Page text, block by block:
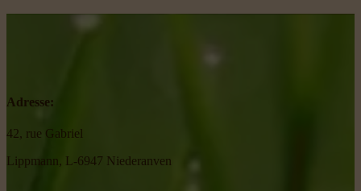
Adresse:
42, rue Gabriel
Lippmann, L-6947 Niederanven